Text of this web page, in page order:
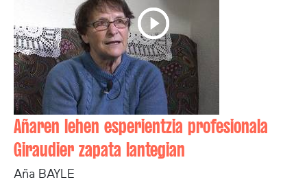
Añaren lehen esperientzia profesionala
Giraudier zapata lantegian
Aña BAYLE